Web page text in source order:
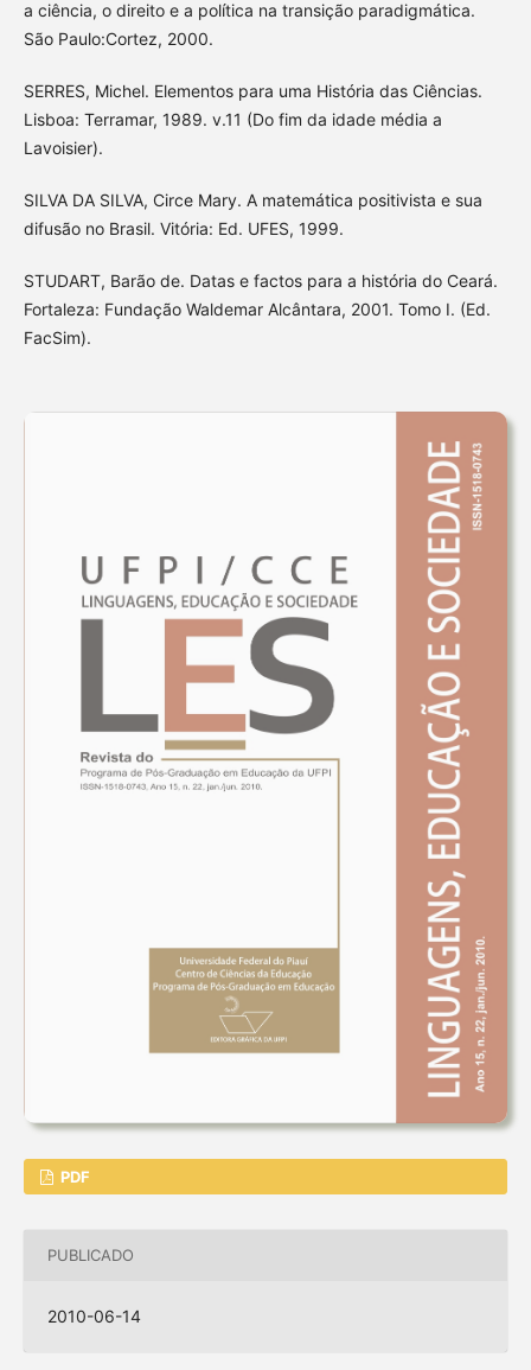
a ciência, o direito e a política na transição paradigmática.
São Paulo:Cortez, 2000.
SERRES, Michel. Elementos para uma História das Ciências.
Lisboa: Terramar, 1989. v.11 (Do fim da idade média a
Lavoisier).
SILVA DA SILVA, Circe Mary. A matemática positivista e sua
difusão no Brasil. Vitória: Ed. UFES, 1999.
STUDART, Barão de. Datas e factos para a história do Ceará.
Fortaleza: Fundação Waldemar Alcântara, 2001. Tomo I. (Ed.
FacSim).
PDF
PUBLICADO
2010-06-14